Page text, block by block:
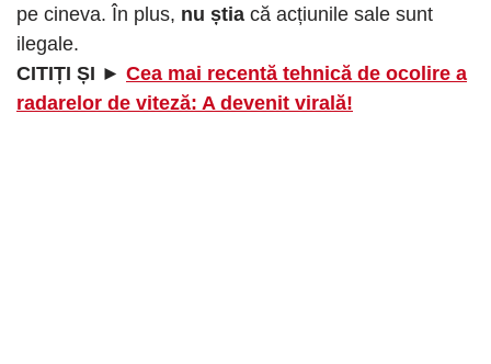
pe cineva. În plus, nu știa că acțiunile sale sunt
ilegale.
CITIȚI ȘI ► Cea mai recentă tehnică de ocolire a
radarelor de viteză: A devenit virală!